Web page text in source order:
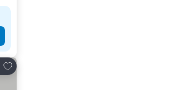
Agregar a favoritos